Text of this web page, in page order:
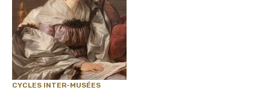
CYCLES INTER-MUSÉES